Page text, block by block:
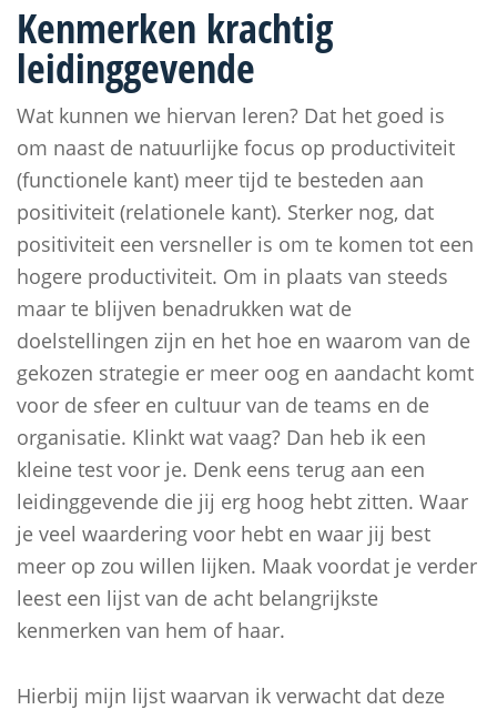
Kenmerken krachtig
leidinggevende
Wat kunnen we hiervan leren? Dat het goed is
om naast de natuurlijke focus op productiviteit
(functionele kant) meer tijd te besteden aan
positiviteit (relationele kant). Sterker nog, dat
positiviteit een versneller is om te komen tot een
hogere productiviteit. Om in plaats van steeds
maar te blijven benadrukken wat de
doelstellingen zijn en het hoe en waarom van de
gekozen strategie er meer oog en aandacht komt
voor de sfeer en cultuur van de teams en de
organisatie. Klinkt wat vaag? Dan heb ik een
kleine test voor je. Denk eens terug aan een
leidinggevende die jij erg hoog hebt zitten. Waar
je veel waardering voor hebt en waar jij best
meer op zou willen lijken. Maak voordat je verder
leest een lijst van de acht belangrijkste
kenmerken van hem of haar.
Hierbij mijn lijst waarvan ik verwacht dat deze